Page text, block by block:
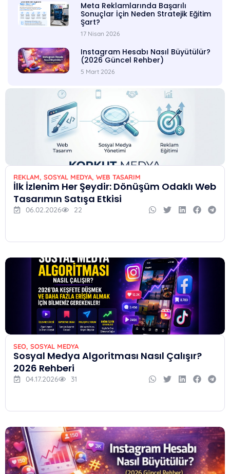
REKLAM, SOSYAL MEDYA, WEB TASARIM
İlk İzlenim Her Şeydir: Dönüşüm Odaklı Web
Tasarımın Satışa Etkisi
06.02.2026 22
SEO, SOSYAL MEDYA
Sosyal Medya Algoritması Nasıl Çalışır?
2026 Rehberi
04.17.2026 31
Meta Reklamlarında Başarılı
Sonuçlar İçin Neden Stratejik Eğitim
Şart?
17 Nisan 2026
Instagram Hesabı Nasıl Büyütülür?
(2026 Güncel Rehber)
5 Mart 2026